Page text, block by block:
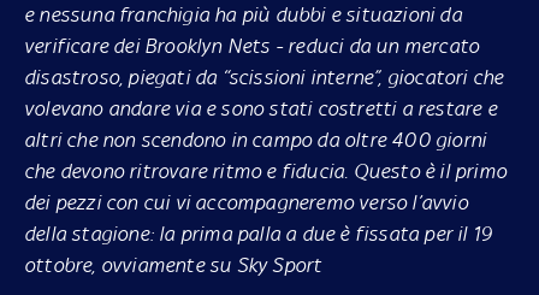
e nessuna franchigia ha più dubbi e situazioni da
verificare dei Brooklyn Nets - reduci da un mercato
disastroso, piegati da “scissioni interne”, giocatori che
volevano andare via e sono stati costretti a restare e
altri che non scendono in campo da oltre 400 giorni
che devono ritrovare ritmo e fiducia. Questo è il primo
dei pezzi con cui vi accompagneremo verso l’avvio
della stagione: la prima palla a due è fissata per il 19
ottobre, ovviamente su Sky Sport